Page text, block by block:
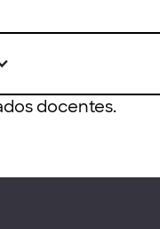
docentes.